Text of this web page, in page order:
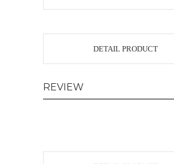
DETAIL PRODUCT
REVIEW